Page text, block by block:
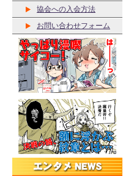
協会への入会方法
お問い合わせフォーム